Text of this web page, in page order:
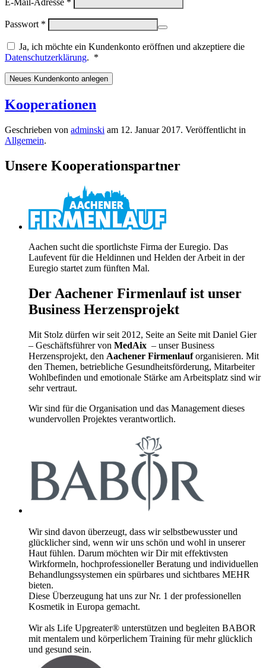
Passwort * Erforderlich
Ja, ich möchte ein Kundenkonto eröffnen und akzeptiere die
Datenschutzerklärung. *
Neues Kundenkonto anlegen
Kooperationen
Geschrieben von adminski am 12. Januar 2017. Veröffentlicht in
Allgemein.
Unsere Kooperationspartner
Aachen sucht die sportlichste Firma der Euregio. Das
Laufevent für die Heldinnen und Helden der Arbeit in der
Euregio startet zum fünften Mal.
Der Aachener Firmenlauf ist unser
Business Herzensprojekt
Mit Stolz dürfen wir seit 2012, Seite an Seite mit Daniel Gier
– Geschäftsführer von MedAix – unser Business
Herzensprojekt, den Aachener Firmenlauforganisieren. Mit
den Themen, betriebliche Gesundheitsförderung, Mitarbeiter
Wohlbefinden und emotionale Stärke am Arbeitsplatz sind wir
sehr vertraut.
Wir sind für die Organisation und das Management dieses
wundervollen Projektes verantwortlich.
Wir sind davon überzeugt, dass wir selbstbewusster und
glücklicher sind, wenn wir uns schön und wohl in unserer
Haut fühlen. Darum möchten wir Dir mit effektivsten
Wirkformeln, hochprofessioneller Beratung und individuellen
Behandlungssystemen ein spürbares und sichtbares MEHR
bieten.
Diese Überzeugung hat uns zur Nr. 1 der professionellen
Kosmetik in Europa gemacht.
Wir als Life Upgreater® unterstützen und begleiten BABOR
mit mentalem und körperlichem Training für mehr glücklich
und gesund sein.